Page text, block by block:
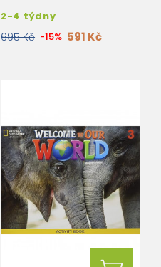
2-4 týdny
695 Kč -15% 591 Kč